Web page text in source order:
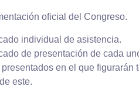
oficial del Congreso.
individual de asistencia.
de presentación de cada
en el que figurarán
este.